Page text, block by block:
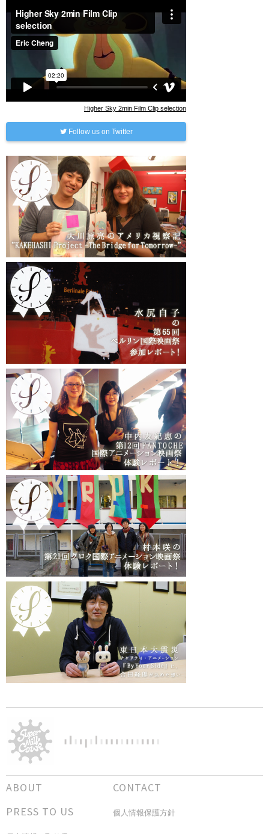
Higher Sky 2min Film Clip selection
Follow us on Twitter
ABOUT
CONTACT
PRESS TO US
個人情報保護方針